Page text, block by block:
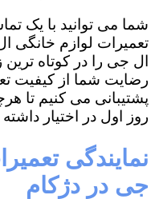
شما می توانید با یک
تعمیرات لوازم خانگی
ال جی را در کوتاه
رضایت شما از کیفیت
پشتیبانی می کنیم تا
روز اول در اختیار
نمایندگی
جی در دژکام